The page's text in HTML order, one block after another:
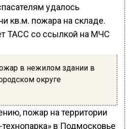
удалось
кв.м. пожара на складе.
ТАСС со ссылкой на МЧС
в нежилом здании в
округе
пожар на территории
в Подмосковье